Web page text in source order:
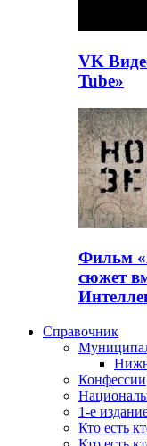
VK
Tube»
Фильм
сюжет
Справочник
Конфессии
1-е
Кто есть